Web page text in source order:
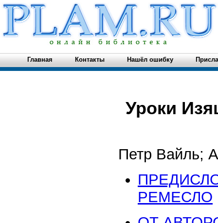
Главная Контакты Нашёл ошибку
Уроки
Петр Вайль;
РЕМЕСЛО